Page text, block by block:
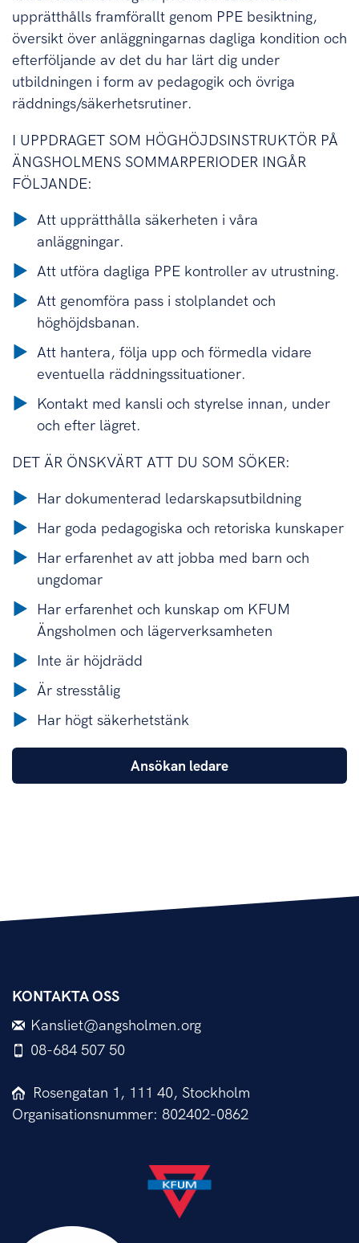
upprätthålls framförallt genom PPE besiktning,
översikt över anläggningarnas dagliga kondition och
efterföljande av det du har lärt dig under
utbildningen i form av pedagogik och övriga
räddnings/säkerhetsrutiner.
I UPPDRAGET SOM HÖGHÖJDSINSTRUKTÖR PÅ
ÄNGSHOLMENS SOMMARPERIODER INGÅR
FÖLJANDE:
Att upprätthålla säkerheten i våra
anläggningar.
Att utföra dagliga PPE kontroller av utrustning.
Att genomföra pass i stolplandet och
höghöjdsbanan.
Att hantera, följa upp och förmedla vidare
eventuella räddningssituationer.
Kontakt med kansli och styrelse innan, under
och efter lägret.
DET ÄR ÖNSKVÄRT ATT DU SOM SÖKER:
Har dokumenterad ledarskapsutbildning
Har goda pedagogiska och retoriska kunskaper
Har erfarenhet av att jobba med barn och
ungdomar
Har erfarenhet och kunskap om KFUM
Ängsholmen och lägerverksamheten
Inte är höjdrädd
Är stresstålig
Har högt säkerhetstänk
Ansökan ledare
KONTAKTA OSS
Kansliet@angsholmen.org
08-684 507 50
Rosengatan 1, 111 40, Stockholm
Organisationsnummer: 802402-0862